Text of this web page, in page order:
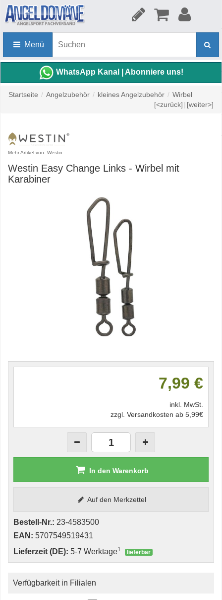
Menü
WhatsApp Kanal | Abonniere uns!
Startseite / Angelzubehör / kleines Angelzubehör / Wirbel
[<zurück] | [weiter>]
Mehr Artikel von: Westin
Westin Easy Change Links - Wirbel mit
Karabiner
7,99 €
inkl. MwSt.
zzgl. Versandkosten ab 5,99€
In den Warenkorb
Auf den Merkzettel
Bestell-Nr.: 23-4583500
EAN: 5707549519431
Lieferzeit (DE): 5-7 Werktage1 lieferbar
Verfügbarkeit in Filialen